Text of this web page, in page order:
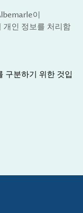
이
개인 정보를 처리함
구분하기 위한 것입